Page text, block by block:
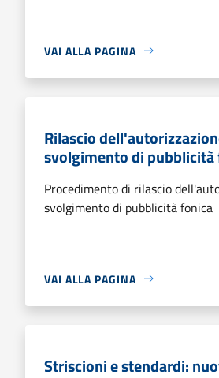
VAI ALLA PAGINA
Rilascio
svolgimento di pubblicità
Procedimento di rilascio
svolgimento di pubblicità fonica
VAI ALLA PAGINA
Striscioni e stendardi: